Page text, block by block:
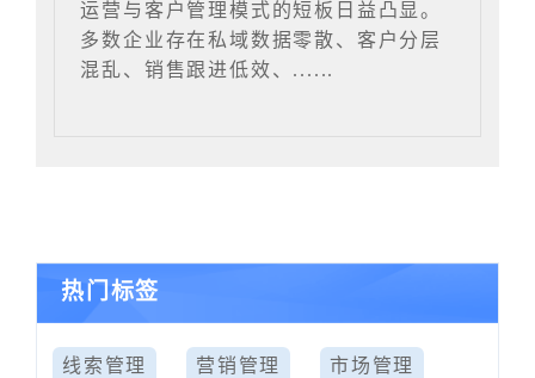
运营与客户管理模式的短板日益凸显。
多数企业存在私域数据零散、客户分层
混乱、销售跟进低效、......
热门标签
线索管理 营销管理 市场管理